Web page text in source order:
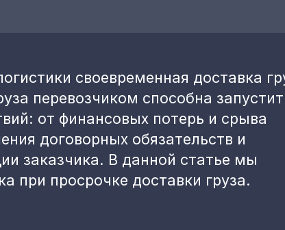
своевременная доставка
перевозчиком способна
от финансовых потерь и срыва
договорных обязательств и
заказчика. В данной статье мы
при просрочке доставки груза.